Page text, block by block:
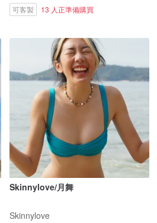
可客製 13 人正準備購買
Skinnylove/月舞
Skinnylove